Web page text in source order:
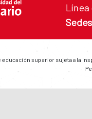
Línea
Sedes
superior sujeta a la